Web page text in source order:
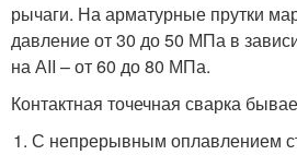
рычаги. На арматурные прутки
давление от 30 до 50 МПа в
на АII – от 60 до 80 МПа.
Контактная точечная сварка
С непрерывным оплавлением